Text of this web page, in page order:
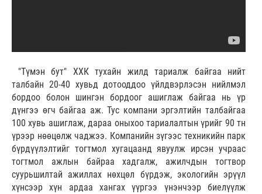
"Түмэн бут" ХХК тухайн жилд тариалж байгаа нийт
талбайн 20-40 хувьд дотооддоо үйлдвэрлэсэн нийлмэл
бордоо болон шингэн бордоог ашиглаж байгаа нь үр
дүнгээ өгч байгаа аж. Тус компани эргэлтийн талбайгаа
100 хувь ашиглаж, дараа оныхоо тариалалтын үрийг 90 тн
үрээр нөөцөлж чаджээ. Компанийн зүгээс техникийн парк
бүрдүүлэлтийг тогтмол хугацаанд явуулж ирсэн учраас
тогтмол ажлын байраа хадгалж, ажилчдын тогтвор
суурьшилтай ажиллах нөхцөл бүрдэж, экологийн эрүүл
хүнсээр хүн ардаа хангах үүргээ үнэнчээр биелүүлж